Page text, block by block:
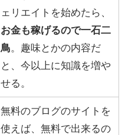
ェリエイトを始めたら、
お金も稼げるので一石二
鳥 。趣味とかの内容だ
と、今以上に知識を増や
せる。
無料のブログのサイトを
使えば、無料で出来るの